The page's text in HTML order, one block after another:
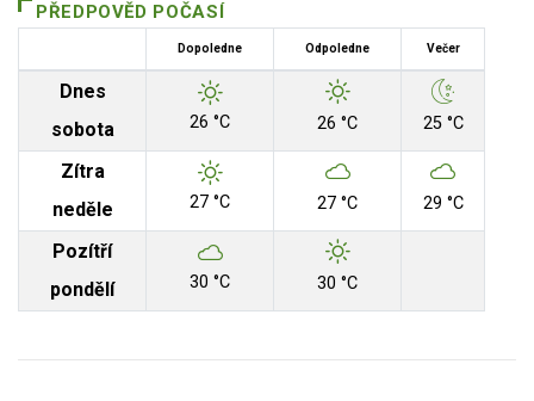
PŘEDPOVĚD POČASÍ
Dopoledne Odpoledne Večer
Dnes
sobota
26 °C 26 °C 25 °C
Zítra
neděle
27 °C 27 °C 29 °C
Pozítří
pondělí
30 °C 30 °C